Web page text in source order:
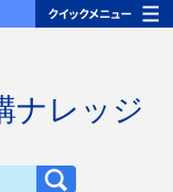
ナレッジ